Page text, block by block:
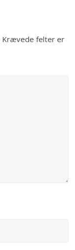
Krævede felter er